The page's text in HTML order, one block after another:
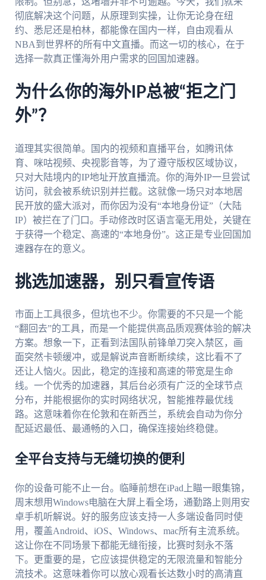
彻底解决这个问题，从原理到实操，让你无论身在纽
约、悉尼还是柏林，都能像在国内一样，自由观看从
NBA到世界杯的所有中文直播。而这一切的核心，在于
选择一款真正懂海外用户需求的回国加速器。
为什么你的海外IP总被“拒之门
外”？
道理其实很简单。国内的视频和直播平台，如腾讯体
育、咪咕视频、央视影音等，为了遵守版权区域协议，
只对大陆境内的IP地址开放直播流。你的海外IP一旦尝试
访问，就会被系统识别并拦截。这就像一场只对本地居
民开放的盛大派对，而你因为没有“本地身份证”（大陆
IP）被拦在了门口。手动修改时区语言毫无用处，关键在
于获得一个稳定、高速的“本地身份”。这正是专业回国加
速器存在的意义。
挑选加速器，别只看宣传语
市面上工具很多，但坑也不少。你需要的不只是一个能
“翻回去”的工具，而是一个能提供高品质观赛体验的解决
方案。想象一下，正看到法国队前锋单刀突入禁区，画
面突然卡顿缓冲，或是解说声音断断续续，这比看不了
还让人恼火。因此，稳定的连接和高速的带宽是生命
线。一个优秀的加速器，其后台必须有广泛的全球节点
分布，并能根据你的实时网络状况，智能推荐最优线
路。这意味着你在伦敦和在新西兰，系统会自动为你分
配延迟最低、最通畅的入口，确保连接始终稳健。
全平台支持与无缝切换的便利
你的设备可能不止一台。临睡前想在iPad上瞄一眼集锦，
周末想用Windows电脑在大屏上看全场，通勤路上则用安
卓手机听解说。好的服务应该支持一人多端设备同时使
用，覆盖Android、iOS、Windows、mac所有主流系统。
这让你在不同场景下都能无缝衔接，比赛时刻永不落
下。更重要的是，它应该提供稳定的无限流量和智能分
流技术。这意味着你可以放心观看长达数小时的高清直